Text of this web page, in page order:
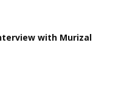
with Murizal